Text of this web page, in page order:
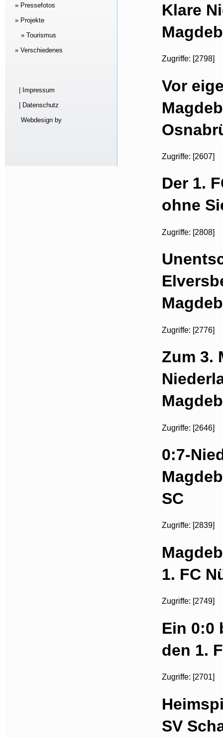
» Pressefotos
» Projekte
» Tourismus
» Verschiedenes
| Impressum
| Datenschutz
Webdesign by
Klare
Zugriffe: [2798]
Vor
Zugriffe: [2607]
Der 1.
ohne
Zugriffe: [2808]
Zugriffe: [2776]
Zum 3.
Zugriffe: [2646]
0:7-
SC
Zugriffe: [2839]
1. FC
Zugriffe: [2749]
Ein 0:0
den 1.
Zugriffe: [2701]
SV